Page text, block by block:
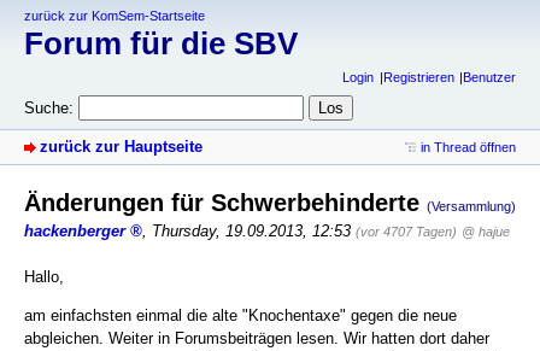
zurück zur KomSem-Startseite
Forum für die SBV
Login Registrieren Benutzer
Suche:
zurück zur Hauptseite in Thread öffnen
Änderungen für Schwerbehinderte (Versammlung)
hackenberger , Thursday, 19.09.2013, 12:53 (vor 4707 Tagen) @ hajue
Hallo,
am einfachsten einmal die alte "Knochentaxe" gegen die neue
abgleichen. Weiter in Forumsbeiträgen lesen. Wir hatten dort daher